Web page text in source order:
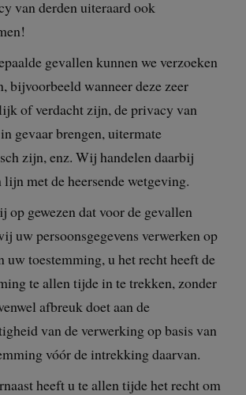
van derden uiteraard ook
gevallen kunnen we verzoeken
bijvoorbeeld wanneer deze zeer
of verdacht zijn, de privacy van
gevaar brengen, uitermate
zijn, enz. Wij handelen daarbij
lijn met de heersende wetgeving.
op gewezen dat voor de gevallen
uw persoonsgegevens verwerken op
uw toestemming, u het recht heeft de
te allen tijde in te trekken, zonder
afbreuk doet aan de
van de verwerking op basis van
vóór de intrekking daarvan.
heeft u te allen tijde het recht om